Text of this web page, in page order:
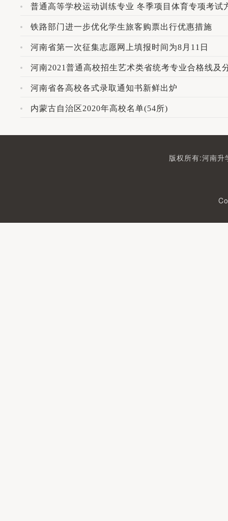
普通高等学校运动训练专业 冬季项目体育专项考试
铁路部门进一步优化学生旅客购票出行优惠措施
河南省第一次征集志愿网上填报时间为8月11日
河南2021普通高校招生艺术类省统考专业合格线及
河南省各高校各式录取通知书新鲜出炉
内蒙古自治区2020年高校名单(54所)
版权所有:河南